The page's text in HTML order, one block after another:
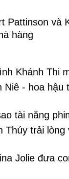
Pattinson và
hàng
Khánh Thi
Niê - hoa hậu
tài năng
Thúy trải
Jolie đưa